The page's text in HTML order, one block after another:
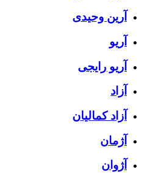
آرین وحیدی
آریو
آریو رایجی
آزاد
آزاد کمالیان
آژمان
آژوان